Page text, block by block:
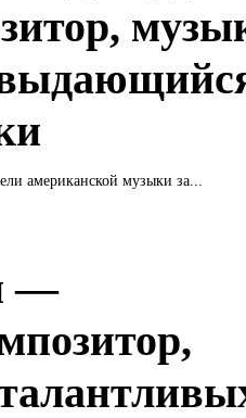
американской музыки за...
—